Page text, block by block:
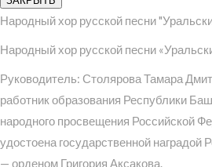
Народный хор русской песни
Народный хор русской песни
Руководитель: Столярова Тамара
работник образования Республики
народного просвещения Российской
удостоена государственной наградой
— орденом Григория Аксакова.